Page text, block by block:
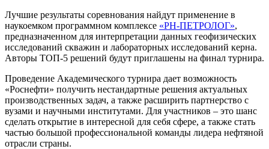
Лучшие результаты соревнования найдут применение в
наукоемком программном комплексе «РН-ПЕТРОЛОГ»,
предназначенном для интерпретации данных геофизических
исследований скважин и лабораторных исследований керна.
Авторы ТОП-5 решений будут приглашены на финал турнира.
Проведение Академического турнира дает возможность
«Роснефти» получить нестандартные решения актуальных
производственных задач, а также расширить партнерство с
вузами и научными институтами. Для участников – это шанс
сделать открытие в интересной для себя сфере, а также стать
частью большой профессиональной команды лидера нефтяной
отрасли страны.